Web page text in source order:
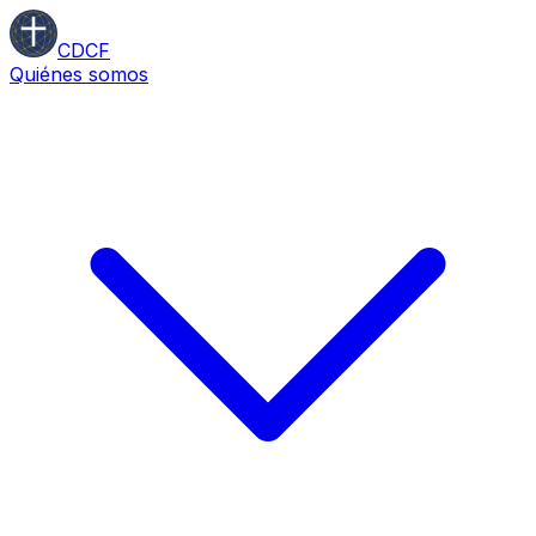
CDCF
Quiénes somos